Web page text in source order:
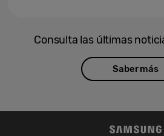
Consulta las últimas
Saber más